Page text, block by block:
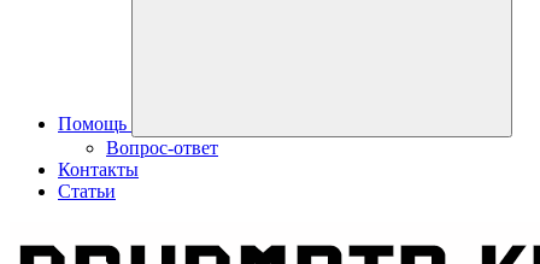
Помощь
Вопрос-ответ
Контакты
Статьи